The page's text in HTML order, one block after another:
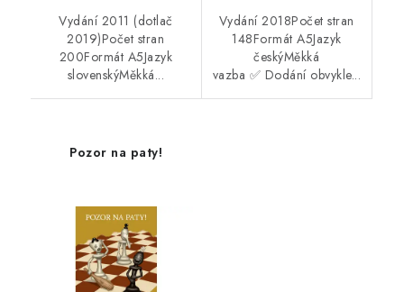
Vydání 2011 (dotlač
2019)Počet stran
200Formát A5Jazyk
slovenskýMěkká...
Vydání 2018Počet stran
148Formát A5Jazyk
českýMěkká
vazba ✅ Dodání obvykle...
Pozor na paty!